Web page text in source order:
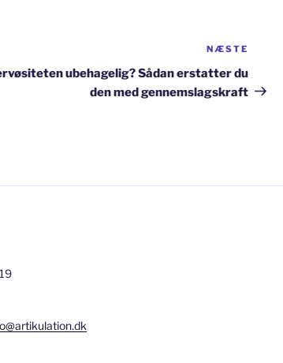
indlæg
NÆSTE
ubehagelig? Sådan erstatter du
den med gennemslagskraft